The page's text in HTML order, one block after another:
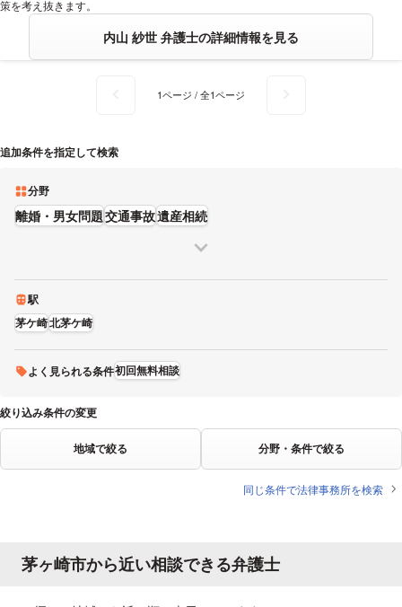
策を考え抜きます。
内山 紗世 弁護士の詳細情報を見る
1ページ / 全1ページ
追加条件を指定して検索
分野
離婚・男女問題交通事故遺産相続
駅
茅ケ崎北茅ケ崎
よく見られる条件初回無料相談
絞り込み条件の変更
地域で絞る 分野・条件で絞る
同じ条件で法律事務所を検索
茅ヶ崎市から近い相談できる弁護士